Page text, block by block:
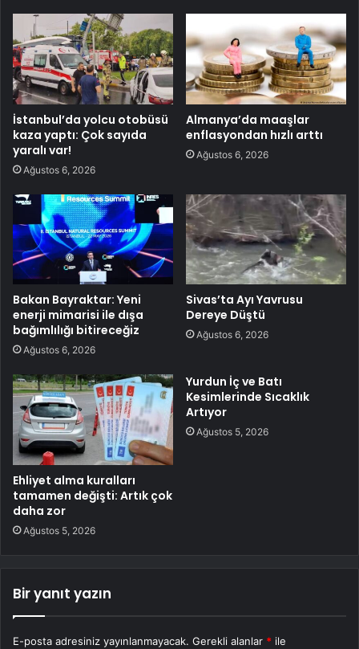
İstanbul’da yolcu otobüsü
kaza yaptı: Çok sayıda
yaralı var!
Ağustos 6, 2026
Almanya’da maaşlar
enflasyondan hızlı arttı
Ağustos 6, 2026
Bakan Bayraktar: Yeni
enerji mimarisi ile dışa
bağımlılığı bitireceğiz
Ağustos 6, 2026
Sivas’ta Ayı Yavrusu
Dereye Düştü
Ağustos 6, 2026
Ehliyet alma kuralları
tamamen değişti: Artık çok
daha zor
Ağustos 5, 2026
Yurdun İç ve Batı
Kesimlerinde Sıcaklık
Artıyor
Ağustos 5, 2026
Bir yanıt yazın
E-posta adresiniz yayınlanmayacak. Gerekli alanlar * ile